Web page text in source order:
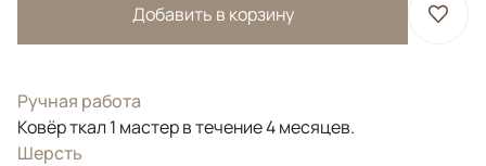
Добавить в корзину
Ручная работа
Ковёр ткал 1 мастер в течение 4 месяцев.
Шерсть